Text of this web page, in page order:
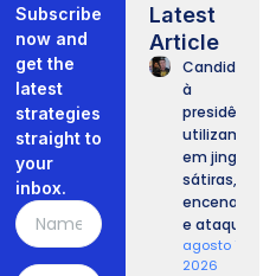
Subscribe
now and
get the
latest
strategies
straight to
your
inbox.
Latest
Article
Candidatos
à
presidência
utilizam IA
em jingles,
sátiras,
encenações
e ataques.
agosto 7,
2026